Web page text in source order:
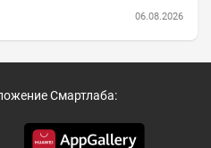
06.08.2026
Смартлаба: